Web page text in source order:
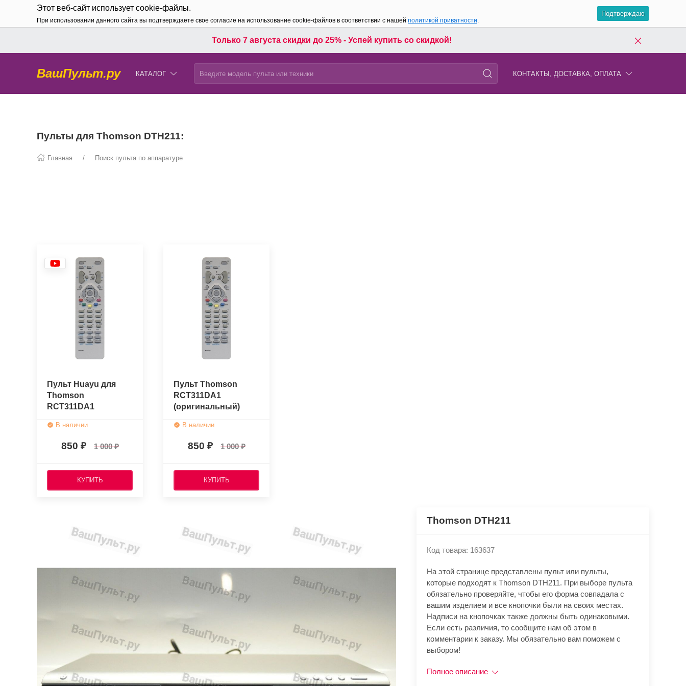
Этот веб-сайт использует cookie-файлы.
При использовании данного сайта вы подтверждаете свое согласие на использование cookie-файлов в соответствии с нашей политикой приватности.
Подтверждаю
Только 7 августа скидки до 25% - Успей купить со скидкой!
ВашПульт.ру КАТАЛОГ КОНТАКТЫ, ДОСТАВКА, ОПЛАТА
Пульты для Thomson DTH211:
Главная Поиск пульта по аппаратуре
Пульт Huayu для
Thomson
RCT311DA1
В наличии
850 1 000
КУПИТЬ
Пульт Thomson
RCT311DA1
(оригинальный)
В наличии
850 1 000
КУПИТЬ
Thomson DTH211
Код товара: 163637
На этой странице представлены пульт или пульты,
которые подходят к Thomson DTH211. При выборе пульта
обязательно проверяйте, чтобы его форма совпадала с
вашим изделием и все кнопочки были на своих местах.
Надписи на кнопочках также должны быть одинаковыми.
Если есть различия, то сообщите нам об этом в
комментарии к заказу. Мы обязательно вам поможем с
выбором!
Полное описание